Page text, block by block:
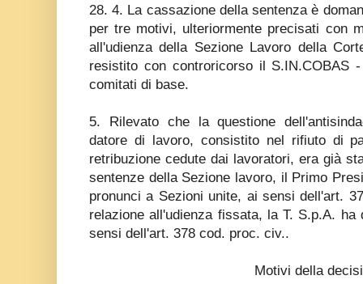
28. 4. La cassazione della sentenza è
per tre motivi, ulteriormente precisati con
all'udienza della Sezione Lavoro della
resistito con controricorso il S.IN.COBAS
comitati di base.
5. Rilevato che la questione
datore di lavoro, consistito nel rifiuto di
retribuzione cedute dai lavoratori, era già
sentenze della Sezione lavoro, il Primo
pronunci a Sezioni unite, ai sensi dell'art.
relazione all'udienza fissata, la T. S.p.A.
sensi dell'art. 378 cod. proc. civ..
Motivi della